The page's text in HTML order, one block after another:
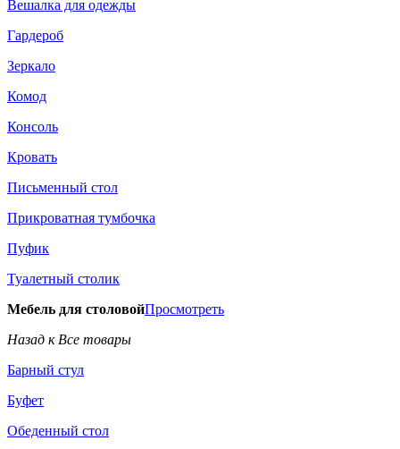
Вешалка для одежды
Гардероб
Зеркало
Комод
Консоль
Кровать
Письменный стол
Прикроватная тумбочка
Пуфик
Туалетный столик
Мебель для столовойПросмотреть
Назад к Все товары
Барный стул
Буфет
Обеденный стол